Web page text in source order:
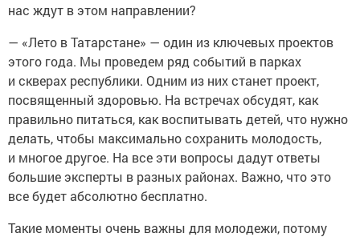
нас ждут в этом направлении?
— «Лето в Татарстане» — один из ключевых проектов
этого года. Мы проведем ряд событий в парках
и скверах республики. Одним из них станет проект,
посвященный здоровью. На встречах обсудят, как
правильно питаться, как воспитывать детей, что нужно
делать, чтобы максимально сохранить молодость,
и многое другое. На все эти вопросы дадут ответы
большие эксперты в разных районах. Важно, что это
все будет абсолютно бесплатно.
Такие моменты очень важны для молодежи, потому